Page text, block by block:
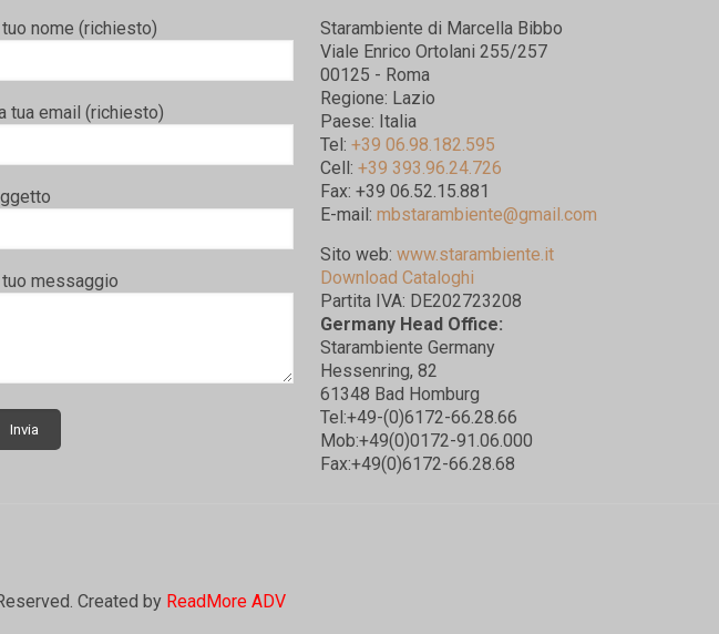
nome (richiesto)
tua email (richiesto)
messaggio
Starambiente di Marcella Bibbo
Viale Enrico Ortolani 255/257
00125 - Roma
Regione: Lazio
Paese: Italia
Tel: +39 06.98.182.595
Cell: +39 393.96.24.726
Fax: +39 06.52.15.881
E-mail: mbstarambiente@gmail.com
Sito web: www.starambiente.it
Download Cataloghi
Partita IVA: DE202723208
Germany Head Office:
Starambiente Germany
Hessenring, 82
61348 Bad Homburg
Tel:+49-(0)6172-66.28.66
Mob:+49(0)0172-91.06.000
Fax:+49(0)6172-66.28.68
Created by ReadMore ADV